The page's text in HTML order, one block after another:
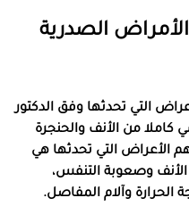
الصدرية
التي تحدثها وفق الدكتور
كاملا من الأنف والحنجرة
الأعراض التي تحدثها هي
وصعوبة التنفس،
الحرارة وآلام المفاصل.